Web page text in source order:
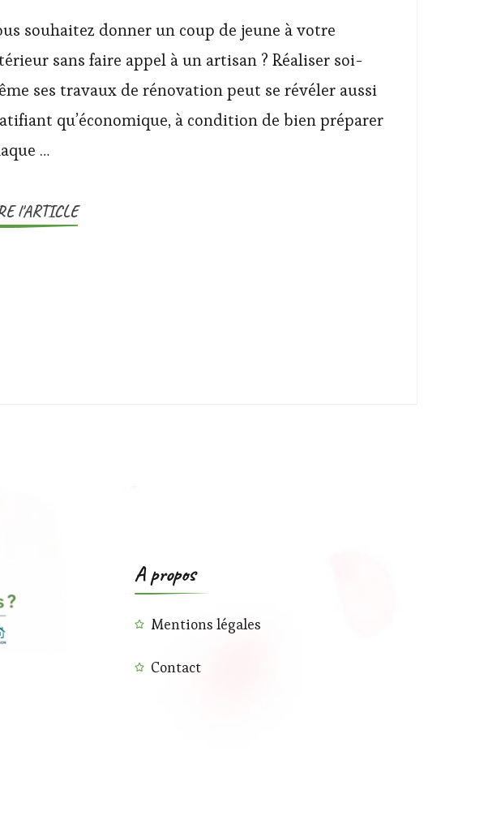
souhaitez donner un coup de jeune à votre
sans faire appel à un artisan ? Réaliser soi-
ses travaux de rénovation peut se révéler aussi
qu’économique, à condition de bien préparer
…
l'ARTICLE
A propos
Mentions légales
Contact